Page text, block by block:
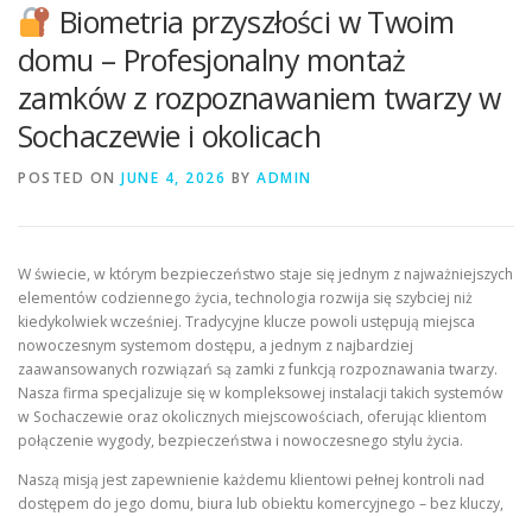
SMART DOM AI – AUTOMATYKA, INTELIGENTNE
BLOG KONTAKT
Biometria przyszłości w Twoim
domu – Profesjonalny montaż
zamków z rozpoznawaniem twarzy w
Sochaczewie i okolicach
POSTED ON JUNE 4, 2026 BY ADMIN
W świecie, w którym bezpieczeństwo staje się jednym z najważniejszych
elementów codziennego życia, technologia rozwija się szybciej niż
kiedykolwiek wcześniej. Tradycyjne klucze powoli ustępują miejsca
nowoczesnym systemom dostępu, a jednym z najbardziej
zaawansowanych rozwiązań są zamki z funkcją rozpoznawania twarzy.
Nasza firma specjalizuje się w kompleksowej instalacji takich systemów
w Sochaczewie oraz okolicznych miejscowościach, oferując klientom
połączenie wygody, bezpieczeństwa i nowoczesnego stylu życia.
Naszą misją jest zapewnienie każdemu klientowi pełnej kontroli nad
dostępem do jego domu, biura lub obiektu komercyjnego – bez kluczy,